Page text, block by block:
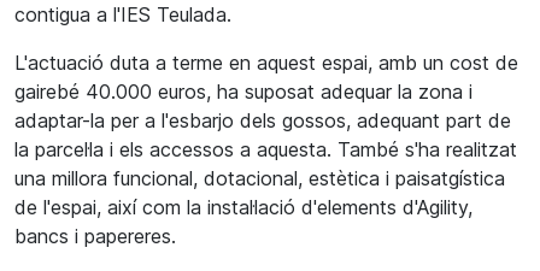
contigua a l'IES Teulada.
L'actuació duta a terme en aquest espai, amb un cost de
gairebé 40.000 euros, ha suposat adequar la zona i
adaptar-la per a l'esbarjo dels gossos, adequant part de
la parcel·la i els accessos a aquesta. També s'ha realitzat
una millora funcional, dotacional, estètica i paisatgística
de l'espai, així com la instal·lació d'elements d'Agility,
bancs i papereres.